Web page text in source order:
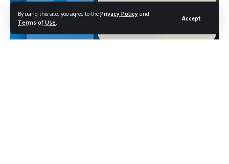
By using this site, you agree to the Privacy Policy and
Terms of Use
Accept